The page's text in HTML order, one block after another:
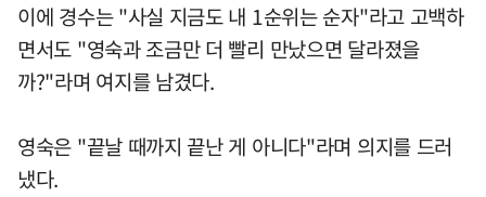
이에 경수는 "사실 지금도 내 1순위는 순자"라고 고백하
면서도 "영숙과 조금만 더 빨리 만났으면 달라졌을
까?"라며 여지를 남겼다.
영숙은 "끝날 때까지 끝난 게 아니다"라며 의지를 드러
냈다.